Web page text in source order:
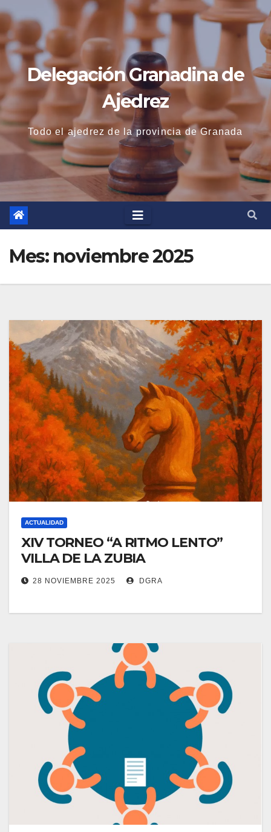
Saltar
contenido
Delegación Granadina de
Ajedrez
Todo el ajedrez de la provincia de Granada
Mes: noviembre 2025
ACTUALIDAD
XIV TORNEO “A RITMO LENTO”
VILLA DE LA ZUBIA
28 NOVIEMBRE 2025 DGRA